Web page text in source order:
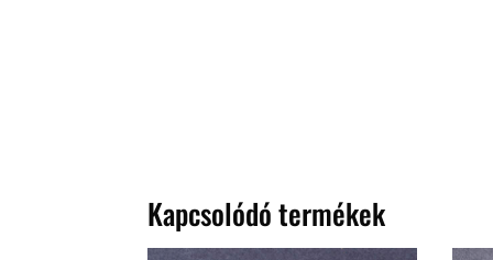
Kapcsolódó termékek